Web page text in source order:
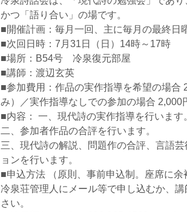
かつ「語り合い」の場です。
■開催計画：毎月一回、主に毎月の最終日
■次回日時：7月31日（日）14時～17時
■場所：B54号 冷泉復元部屋
■講師：渡辺玄英
■参加費用：作品の実作指導を希望の場合
み）／実作指導なしでの参加の場合 2,000
■内容： 一、現代詩の実作指導を行います
二、参加者作品の合評を行います。
三、現代詩の解説、問題作の合評、言語
ョンを行います。
■申込方法 （原則、事前申込制。座席に
冷泉荘管理人にメール等で申し込むか、
さい。